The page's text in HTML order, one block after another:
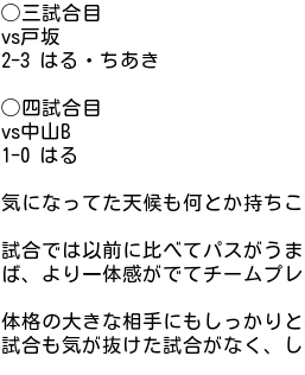
◯三試合目
vs戸坂
2-3 はる・ちあき
◯四試合目
vs中山B
1-0 はる
気になってた天候も何とか持ち
試合では以前に比べてパスがう
ば、より一体感がでてチームプ
体格の大きな相手にもしっかり
試合も気が抜けた試合がなく、